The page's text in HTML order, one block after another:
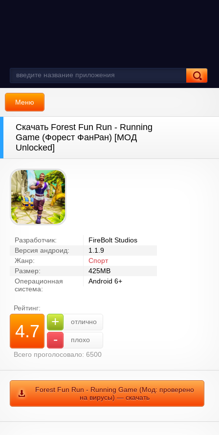
Меню
Скачать Forest Fun Run - Running
Game (Форест ФанРан) [МОД
Unlocked]
Разработчик:
FireBolt Studios
Версия андроид:
1.1.9
Жанр:
Спорт
Размер:
425MB
Операционная
система:
Android 6+
Рейтинг:
4.7 + отлично
-
плохо
Всего проголосовало: 6500
Forest Fun Run - Running Game (Мод: проверено
на вирусы) — скачать